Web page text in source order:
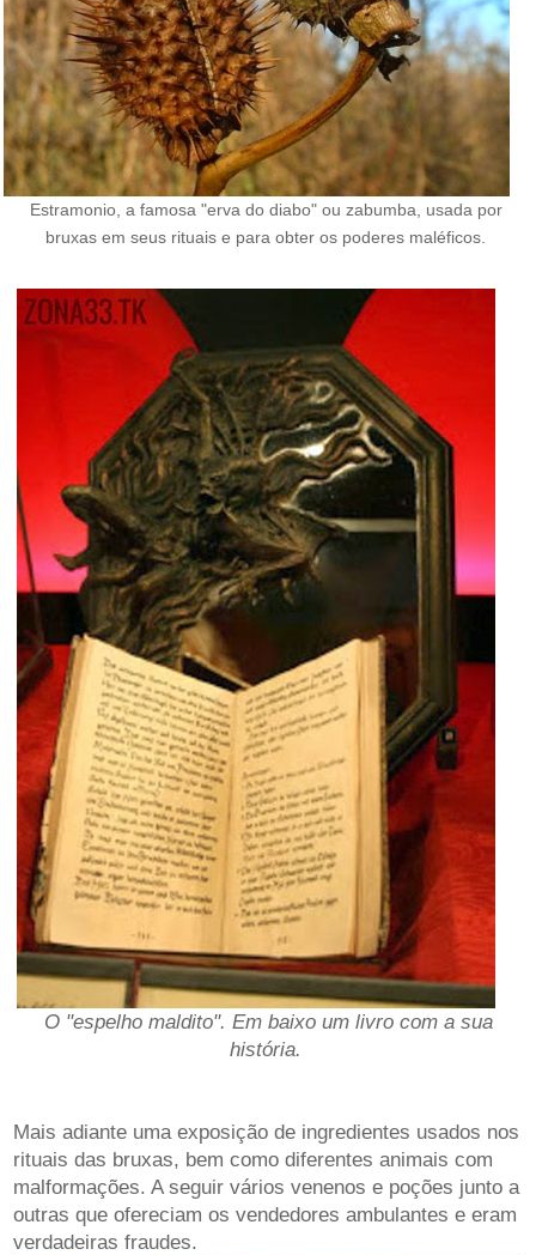
Estramonio, a famosa "erva do diabo" ou zabumba, usada por
bruxas em seus rituais e para obter os poderes maléficos.
O "espelho maldito". Em baixo um livro com a sua
história.
Mais adiante uma exposição de ingredientes usados nos
rituais das bruxas, bem como diferentes animais com
malformações. A seguir vários venenos e poções junto a
outras que ofereciam os vendedores ambulantes e eram
verdadeiras fraudes.